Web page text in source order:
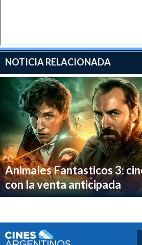
NOTICIA RELACIONADA
Animales Fantasticos 3:
con la venta anticipada